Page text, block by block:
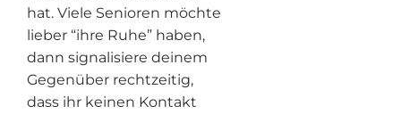
hat. Viele Senioren möchte
lieber “ihre Ruhe” haben,
dann signalisiere deinem
Gegenüber rechtzeitig,
dass ihr keinen Kontakt